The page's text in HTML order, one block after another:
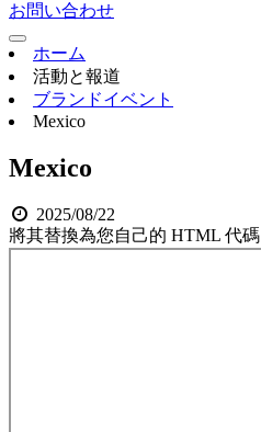
お問い合わせ
ホーム
活動と報道
ブランドイベント
Mexico
Mexico
2025/08/22
將其替換為您自己的 HTML 代碼